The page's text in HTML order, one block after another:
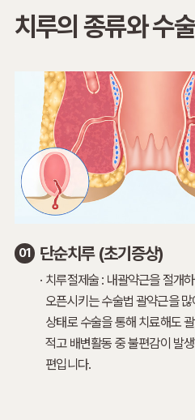
치루의 종류와 수술
01 단순치루 (초기증상)
· 치루절제술 : 내괄약근을 절개
오픈시키는 수술법 괄약근을
상태로 수술을 통해 치료해도
적고 배변활동 중 불편감이 발
편입니다.